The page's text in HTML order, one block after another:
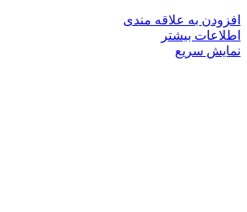
افزودن به علاقه مندی
اطلاعات بیشتر
نمایش سریع